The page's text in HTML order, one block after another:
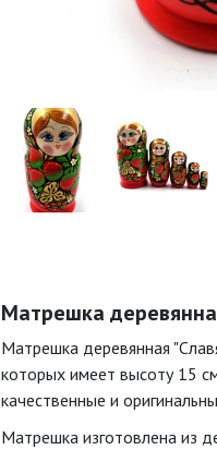
Матрешка
Матрешка деревянная
которых имеет высоту 15
качественные и
Матрешка изготовлена из